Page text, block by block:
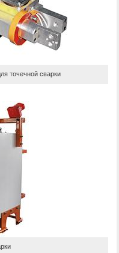
точечной сварки